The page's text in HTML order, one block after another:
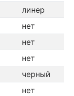
линер
нет
нет
нет
черный
нет